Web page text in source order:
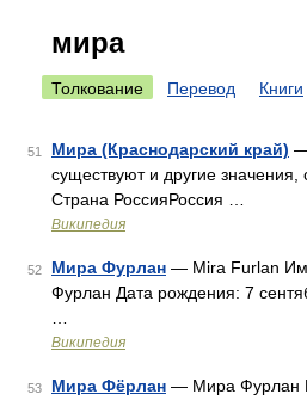
мира
Толкование Перевод Книги
51 Мира (Краснодарский край) —
существуют и другие
Страна РоссияРоссия …
Википедия
52 Мира Фурлан — Mira Furlan
Фурлан Дата рождения: 7
Википедия
53 Мира Фёрлан — Мира Фурлан